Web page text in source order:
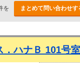
を まとめて問い合わせす
．ハナＢ 101号室